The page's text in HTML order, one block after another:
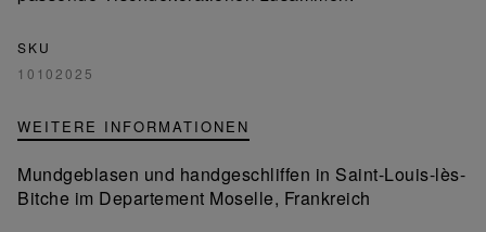
SKU
10102025
WEITERE INFORMATIONEN
Mundgeblasen und handgeschliffen in Saint-Louis-lès-
Bitche im Departement Moselle, Frankreich